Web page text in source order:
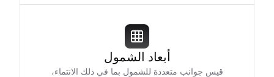
أبعاد الشمول
قيس جوانب متعددة للشمول بما في ذلك الانتماء،